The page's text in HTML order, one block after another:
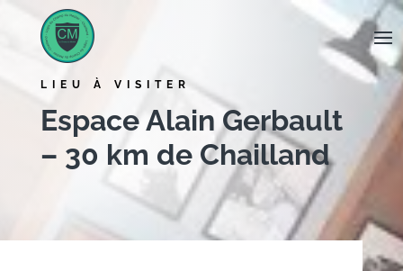
LIEU À VISITER
Espace Alain Gerbault
– 30 km de Chailland
Panneau de gestion des cookies